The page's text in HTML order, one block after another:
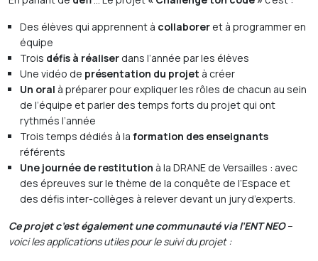
Des élèves qui apprennent à collaborer et à programmer en
équipe
Trois défis à réaliser dans l’année par les élèves
Une vidéo de présentation du projet à créer
Un oral à préparer pour expliquer les rôles de chacun au sein
de l’équipe et parler des temps forts du projet qui ont
rythmés l’année
Trois temps dédiés à la formation des enseignants
référents
Une journée de restitution à la DRANE de Versailles : avec
des épreuves sur le thème de la conquête de l’Espace et
des défis inter-collèges à relever devant un jury d’experts.
Ce projet c’est également une communauté via l’ENT NEO–
voici les applications utiles pour le suivi du projet :